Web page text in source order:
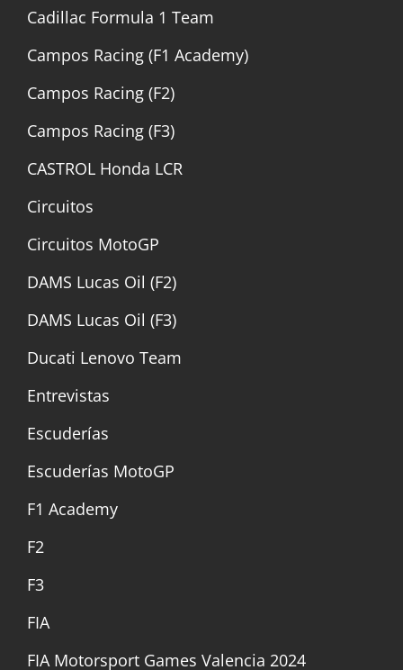
Cadillac Formula 1 Team
Campos Racing (F1 Academy)
Campos Racing (F2)
Campos Racing (F3)
CASTROL Honda LCR
Circuitos
Circuitos MotoGP
DAMS Lucas Oil (F2)
DAMS Lucas Oil (F3)
Ducati Lenovo Team
Entrevistas
Escuderías
Escuderías MotoGP
F1 Academy
F2
F3
FIA
FIA Motorsport Games Valencia 2024